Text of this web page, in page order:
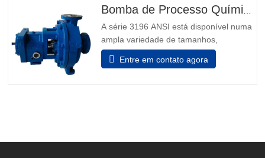
fase, Capacidade 14 gpm. • Dimensões
gerais 35 dentro. L x 12 dentro. W x 15
dentro H. Dicas de segurança da
Bomba de Processo Químico ANSI B73.1
A série 3196 ANSI está disponível numa
ampla variedade de tamanhos,
capacidades e materiais para se adequar
perfeitamente a qualquer tipo de
Entre em contato agora